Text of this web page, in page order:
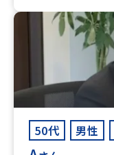
50代 男性